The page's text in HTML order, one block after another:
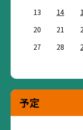
13
14
20
21
27
28
予定